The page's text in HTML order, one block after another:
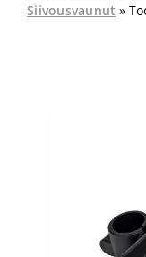
Siivousvaunut »